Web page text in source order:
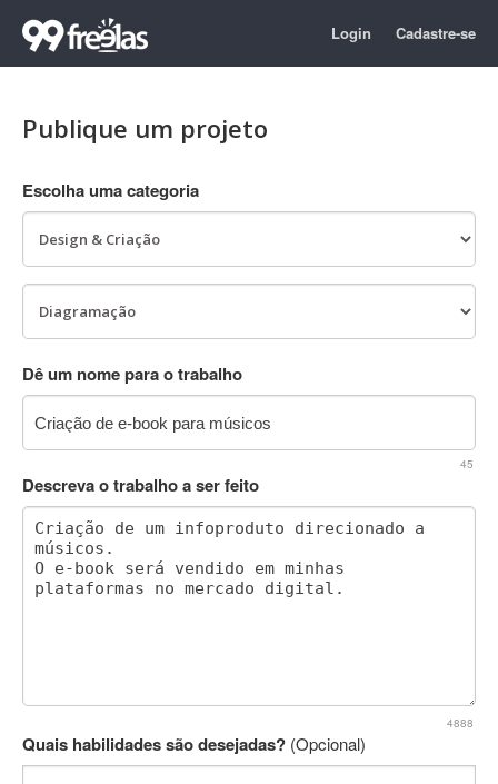
Login Cadastre-se
Publique um projeto
Escolha uma categoria
Dê um nome para o trabalho
45
Descreva o trabalho a ser feito
4888
Quais habilidades são desejadas? (Opcional)